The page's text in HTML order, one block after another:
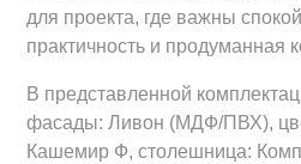
для проекта, где важны
практичность и продуманная
В представленной
фасады: Ливон (МДФ/ПВХ),
Кашемир Ф, столешница: